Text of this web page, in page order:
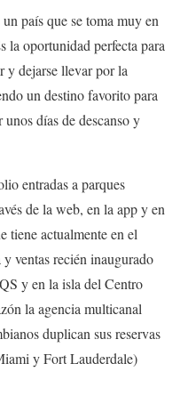
país que se toma muy en
la oportunidad perfecta para
y dejarse llevar por la
un destino favorito para
días de descanso y
entradas a parques
de la web, en la app y en
tiene actualmente en el
ventas recién inaugurado
y en la isla del Centro
la agencia multicanal
duplican sus reservas
y Fort Lauderdale)